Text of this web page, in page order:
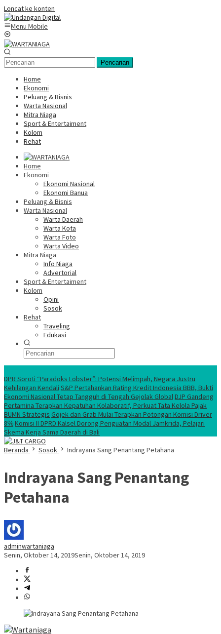
Loncat ke konten
Menu Mobile
Pencarian
Home
Ekonomi
Peluang & Bisnis
Warta Nasional
Mitra Niaga
Sport & Entertaiment
Kolom
Rehat
Home
Ekonomi
Ekonomi Nasional
Ekonomi Banua
Peluang & Bisnis
Warta Nasional
Warta Daerah
Warta Kota
Warta Foto
Warta Video
Mitra Niaga
Info Niaga
Advertorial
Sport & Entertaiment
Kolom
Opini
Sosok
Rehat
Traveling
Edukasi
DPR Soroti “Paradoks Lobster”: Potensi Melimpah, Negara Justru
Kehilangan Kendali S&P Pertahankan Rating Kredit Indonesia BBB, Bukti
Ekonomi Nasional Tetap Tangguh di Tengah Gejolak GlobalDJP Gandeng
Pertamina Terapkan Kepatuhan Kolaboratif, Perkuat Tata Kelola Pajak
BUMN Strategis Gojek dan Grab Mulai Terapkan Potongan Komisi Driver
8℅Komisi II DPRD Kalsel Dorong Penguatan Modal Jamkrida, Pelajari
Skema Kerja Sama Daerah di Bali
Beranda
Sosok Indrayana Sang Penantang Petahana
Indrayana Sang Penantang
Petahana
adminwartaniaga
Senin, Oktober 14, 2019Senin, Oktober 14, 2019